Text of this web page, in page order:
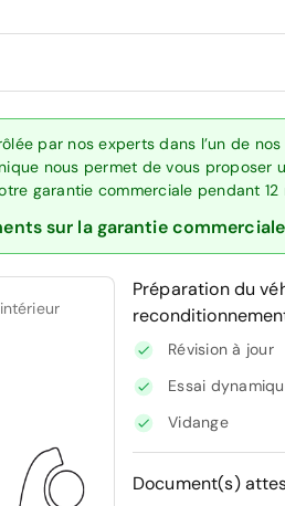
par nos experts dans l’un de
nous permet de vous proposer
garantie commerciale pendant 12
sur la garantie commerciale
Préparation du
Révision à jour
Essai
Vidange
Document(s)